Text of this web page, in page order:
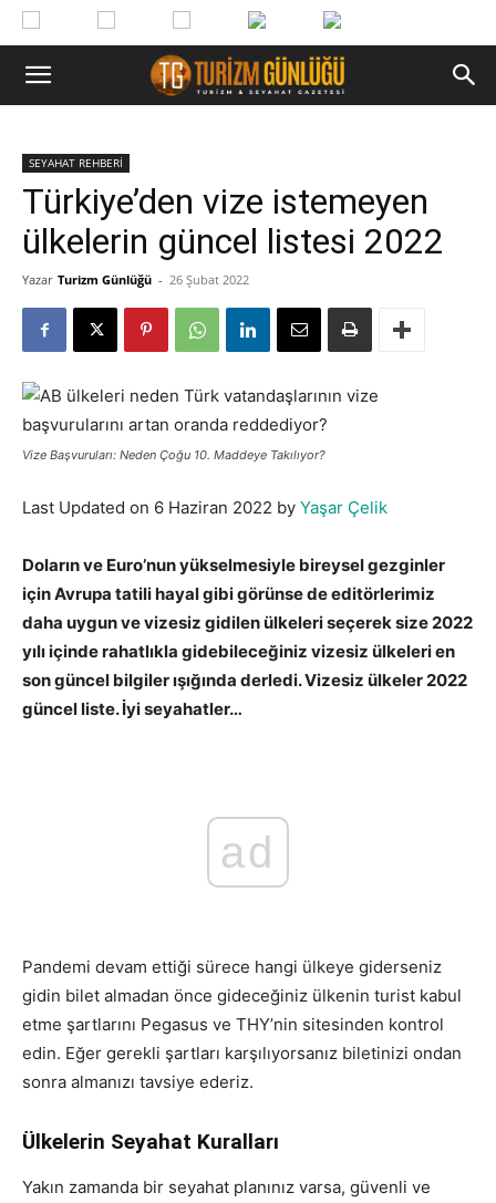
SEYAHAT REHBERİ
Türkiye’den vize istemeyen
ülkelerin güncel listesi 2022
Yazar Turizm Günlüğü - 26 Şubat 2022
Vize Başvuruları: Neden Çoğu 10. Maddeye Takılıyor?
Last Updated on 6 Haziran 2022 by Yaşar Çelik
Doların ve Euro’nun yükselmesiyle bireysel gezginler
için Avrupa tatili hayal gibi görünse de editörlerimiz
daha uygun ve vizesiz gidilen ülkeleri seçerek size 2022
yılı içinde rahatlıkla gidebileceğiniz vizesiz ülkeleri en
son güncel bilgiler ışığında derledi. Vizesiz ülkeler 2022
güncel liste. İyi seyahatler…
ad
Pandemi devam ettiği sürece hangi ülkeye giderseniz
gidin bilet almadan önce gideceğiniz ülkenin turist kabul
etme şartlarını Pegasus ve THY’nin sitesinden kontrol
edin. Eğer gerekli şartları karşılıyorsanız biletinizi ondan
sonra almanızı tavsiye ederiz.
Ülkelerin Seyahat Kuralları
Yakın zamanda bir seyahat planınız varsa, güvenli ve